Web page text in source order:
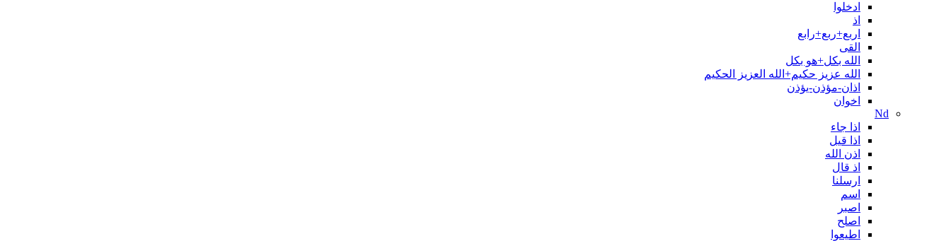
ادخلوا
اذ
اربع+ربع+رابع
القی
الله بکل+هو بکل
الله عزیز حکیم+الله العزیز الحکیم
اذان-مؤذن-يؤذن
اخوان
Nd
اذا جاء
اذا قیل
اذن الله
اذ قال
ارسلنا
اسم
اصبر
اصلح
اطیعوا